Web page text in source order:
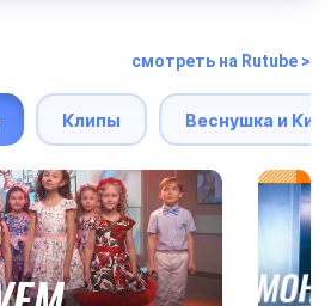
смотреть на Rutube >
Клипы Веснушка и